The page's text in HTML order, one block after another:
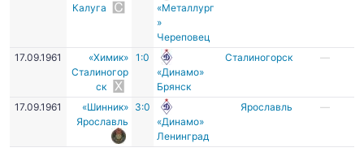
Калуга
«Металлург
»
Череповец
17.09.1961
«Химик»
Сталиногор
ск
1:0
«Динамо»
Брянск
Сталиногорск —
17.09.1961
«Шинник»
Ярославль
3:0
«Динамо»
Ленинград
Ярославль —